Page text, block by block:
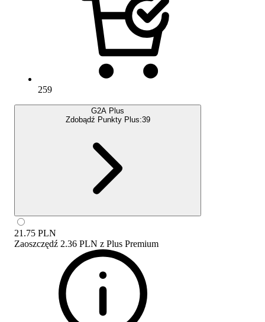
259
G2A Plus
Zdobądź Punkty Plus:39
21.75 PLN
Zaoszczędź 2.36 PLN z Plus Premium